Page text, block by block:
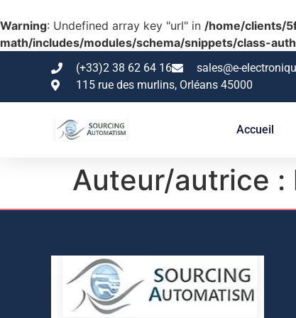
Warning: Undefined array key "url" in /home/clients/
math/includes/modules/schema/snippets/class-
(+33)2 38 62 64 16
sales@e-
115 rue des murlins, Orléans 45000
Accueil
Auteur/autrice :